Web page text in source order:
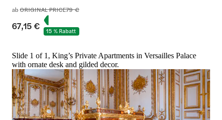
abORIGINAL PRICE79 €
67,15 € 15 % Rabatt
Slide 1 of 1, King’s Private Apartments in Versailles Palace
with ornate desk and gilded decor.